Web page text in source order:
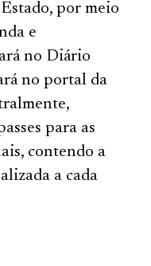
por meio
e
no Diário
no portal da
para as
contendo a
a cada